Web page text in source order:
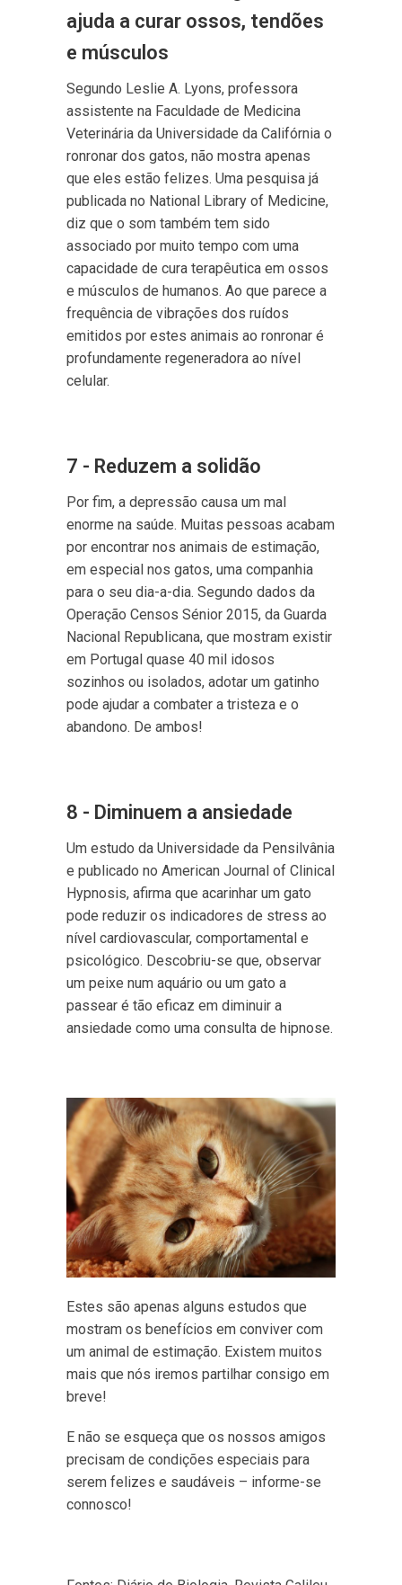
ajuda a curar ossos, tendões
e músculos
Segundo Leslie A. Lyons, professora
assistente na Faculdade de Medicina
Veterinária da Universidade da Califórnia o
ronronar dos gatos, não mostra apenas
que eles estão felizes. Uma pesquisa já
publicada no National Library of Medicine,
diz que o som também tem sido
associado por muito tempo com uma
capacidade de cura terapêutica em ossos
e músculos de humanos. Ao que parece a
frequência de vibrações dos ruídos
emitidos por estes animais ao ronronar é
profundamente regeneradora ao nível
celular.
7 - Reduzem a solidão
Por fim, a depressão causa um mal
enorme na saúde. Muitas pessoas acabam
por encontrar nos animais de estimação,
em especial nos gatos, uma companhia
para o seu dia-a-dia. Segundo dados da
Operação Censos Sénior 2015, da Guarda
Nacional Republicana, que mostram existir
em Portugal quase 40 mil idosos
sozinhos ou isolados, adotar um gatinho
pode ajudar a combater a tristeza e o
abandono. De ambos!
8 - Diminuem a ansiedade
Um estudo da Universidade da Pensilvânia
e publicado no American Journal of Clinical
Hypnosis, afirma que acarinhar um gato
pode reduzir os indicadores de stress ao
nível cardiovascular, comportamental e
psicológico. Descobriu-se que, observar
um peixe num aquário ou um gato a
passear é tão eficaz em diminuir a
ansiedade como uma consulta de hipnose.
Estes são apenas alguns estudos que
mostram os benefícios em conviver com
um animal de estimação. Existem muitos
mais que nós iremos partilhar consigo em
breve!
E não se esqueça que os nossos amigos
precisam de condições especiais para
serem felizes e saudáveis – informe-se
connosco!